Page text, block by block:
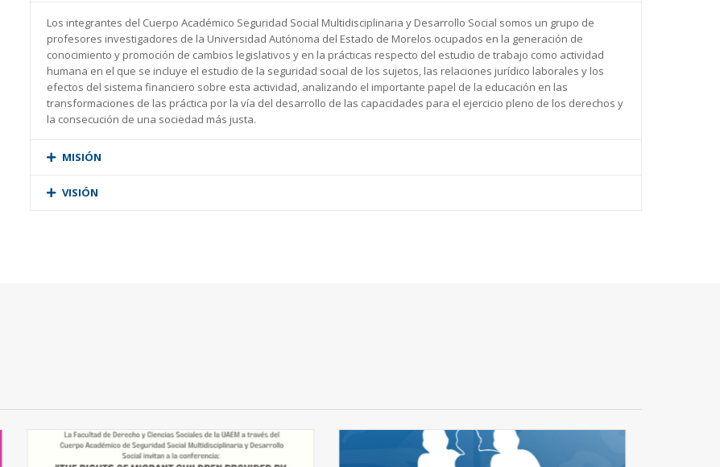
Los integrantes del Cuerpo Académico Seguridad Social Multidisciplinaria y Desarrollo Social somos un grupo de
profesores investigadores de la Universidad Autónoma del Estado de Morelos ocupados en la generación de
conocimiento y promoción de cambios legislativos y en la prácticas respecto del estudio de trabajo como actividad
humana en el que se incluye el estudio de la seguridad social de los sujetos, las relaciones jurídico laborales y los
efectos del sistema financiero sobre esta actividad, analizando el importante papel de la educación en las
transformaciones de las práctica por la vía del desarrollo de las capacidades para el ejercicio pleno de los derechos y
la consecución de una sociedad más justa.
MISIÓN
VISIÓN